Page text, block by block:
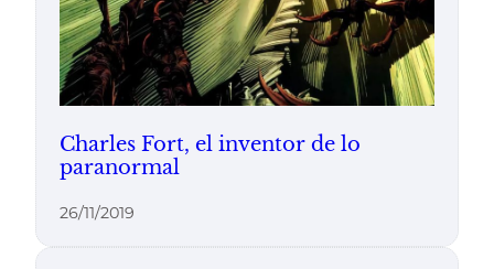
Charles Fort, el inventor de lo
paranormal
26/11/2019